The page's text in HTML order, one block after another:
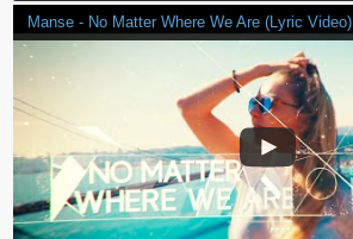
Manse - No Matter Where We Are (Lyric Video)